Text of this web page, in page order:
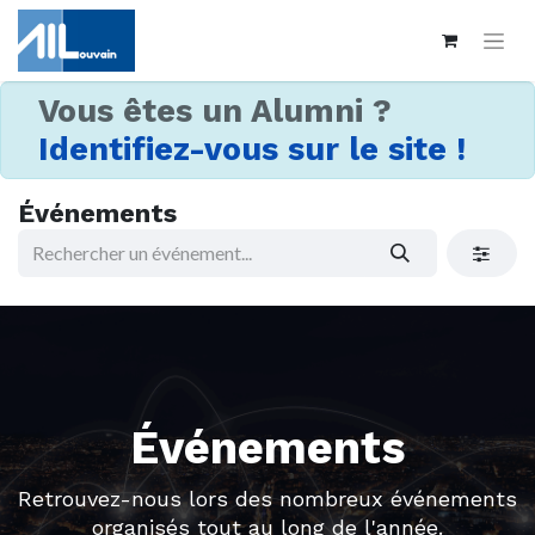
Vous êtes un Alumni ?
Identifiez-vous sur le site !
Événements
Événements
Retrouvez-nous lors des nombreux événements
organisés tout au long de l'année.